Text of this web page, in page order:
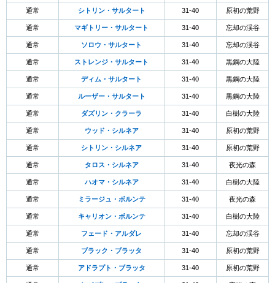
通常 シトリン・サルタート 31-40 原初の荒野
通常 マギトリー・サルタート 31-40 忘却の渓谷
通常 ソロウ・サルタート 31-40 忘却の渓谷
通常 ストレンジ・サルタート 31-40 黒鋼の大陸
通常 ディム・サルタート 31-40 黒鋼の大陸
通常 ルーザー・サルタート 31-40 黒鋼の大陸
通常 ダズリン・クラーラ 31-40 白樹の大陸
通常 ウッド・シルネア 31-40 原初の荒野
通常 シトリン・シルネア 31-40 原初の荒野
通常 タロス・シルネア 31-40 夜光の森
通常 ハオマ・シルネア 31-40 白樹の大陸
通常 ミラージュ・ボルンテ 31-40 夜光の森
通常 キャリオン・ボルンテ 31-40 白樹の大陸
通常 フェード・アルダレ 31-40 忘却の渓谷
通常 ブラック・ブラッタ 31-40 原初の荒野
通常 アドラプト・ブラッタ 31-40 原初の荒野